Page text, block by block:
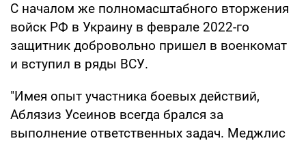
С началом же полномасштабного вторжения
войск РФ в Украину в феврале 2022-го
защитник добровольно пришел в военкомат
и вступил в ряды ВСУ.
"Имея опыт участника боевых действий,
Аблязиз Усеинов всегда брался за
выполнение ответственных задач. Меджлис